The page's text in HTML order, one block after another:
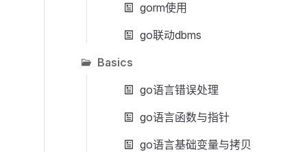
gorm使用
go联动dbms
Basics
go语言错误处理
go语言函数与指针
go语言基础变量与拷贝